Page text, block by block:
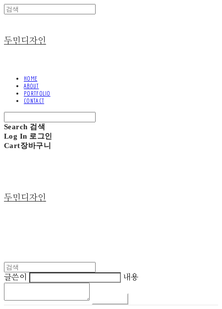
두민디자인
HOME
ABOUT
PORTFOLIO
CONTACT
Search 검색
Log In 로그인
Cart장바구니
두민디자인
글쓴이 내용